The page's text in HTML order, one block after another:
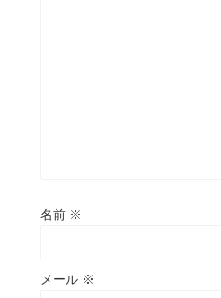
名前 ※
メール ※